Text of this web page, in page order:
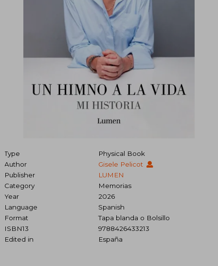
Type
Physical Book
Author
Gisele Pelicot
Publisher
LUMEN
Category
Memorias
Year
2026
Language
Spanish
Format
Tapa blanda o Bolsillo
ISBN13
9788426433213
Edited in
España